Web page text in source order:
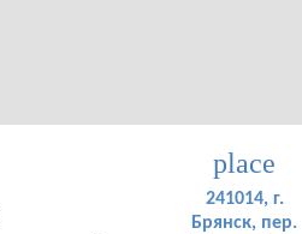
place
241014, г.
Брянск, пер.